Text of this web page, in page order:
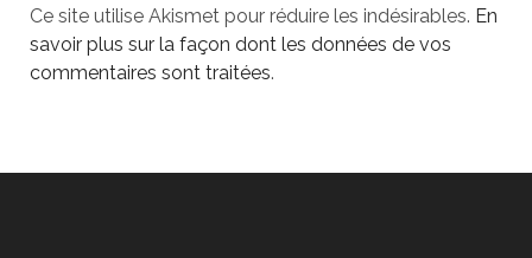
Ce site utilise Akismet pour réduire les indésirables. En
savoir plus sur la façon dont les données de vos
commentaires sont traitées.